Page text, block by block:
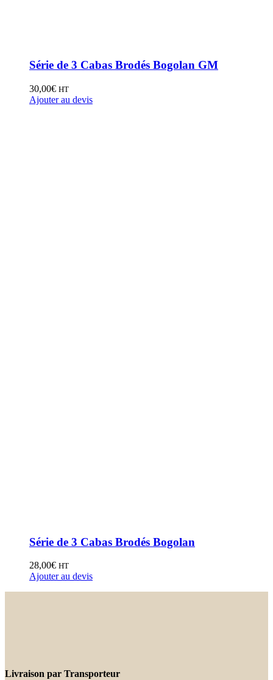
Série de 3 Cabas Brodés Bogolan GM
30,00€ HT
Ajouter au devis
Série de 3 Cabas Brodés Bogolan
28,00€ HT
Ajouter au devis
Livraison par Transporteur